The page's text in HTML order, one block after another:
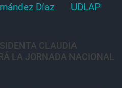
Díaz UDLAP
CLAUDIA
LA JORNADA NACIONAL